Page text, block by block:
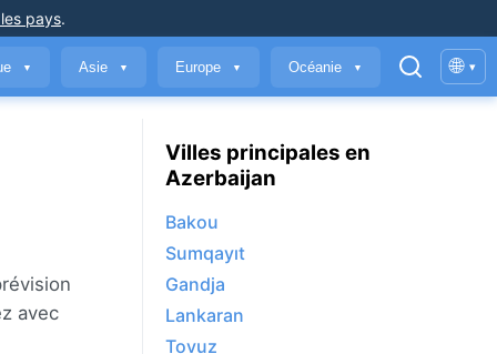
pays.
▼ Asie ▼ Europe ▼ Océanie ▼ 🌐 ▾
avec
Villes principales en
Azerbaijan
Bakou
Sumqayıt
Gandja
Lankaran
Tovuz